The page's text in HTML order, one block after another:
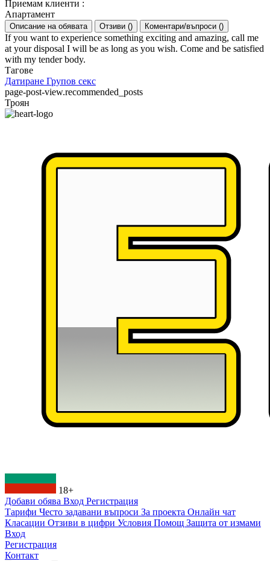
Приемам клиенти :
Апартамент
Описание на обявата Отзиви () Коментари/въпроси ()
If you want to experience something exciting and amazing, call me
at your disposal I will be as long as you wish. Come and be satisfied
with my tender body.
Тагове
Датиране Групов секс
page-post-view.recommended_posts
Троян
18+
Добави обява Вход Регистрация
Тарифи Често задавани въпроси За проекта Онлайн чат
Класации Отзиви в цифри Условия Помощ Защита от измами
Вход
Регистрация
Контакт